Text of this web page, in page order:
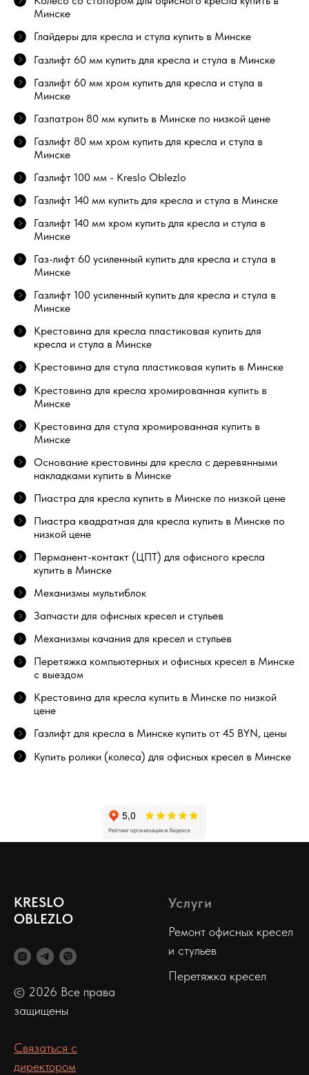
Минске
Глайдеры для кресла и стула купить в Минске
Газлифт 60 мм купить для кресла и стула в Минске
Газлифт 60 мм хром купить для кресла и стула в
Минске
Газпатрон 80 мм купить в Минске по низкой цене
Газлифт 80 мм хром купить для кресла и стула в
Минске
Газлифт 100 мм - Kreslo Oblezlo
Газлифт 140 мм купить для кресла и стула в Минске
Газлифт 140 мм хром купить для кресла и стула в
Минске
Газ-лифт 60 усиленный купить для кресла и стула в
Минске
Газлифт 100 усиленный купить для кресла и стула в
Минске
Крестовина для кресла пластиковая купить для
кресла и стула в Минске
Крестовина для стула пластиковая купить в Минске
Крестовина для кресла хромированная купить в
Минске
Крестовина для стула хромированная купить в
Минске
Основание крестовины для кресла с деревянными
накладками купить в Минске
Пиастра для кресла купить в Минске по низкой цене
Пиастра квадратная для кресла купить в Минске по
низкой цене
Перманент-контакт (ЦПТ) для офисного кресла
купить в Минске
Механизмы мультиблок
Запчасти для офисных кресел и стульев
Механизмы качания для кресел и стульев
Перетяжка компьютерных и офисных кресел в Минске
с выездом
Крестовина для кресла купить в Минске по низкой
цене
Газлифт для кресла в Минске купить от 45 BYN, цены
Купить ролики (колеса) для офисных кресел в Минске
KRESLO
OBLEZLO
© 2026 Все права
защищены
Связаться с
директором
Услуги
Ремонт офисных кресел
и стульев
Перетяжка кресел